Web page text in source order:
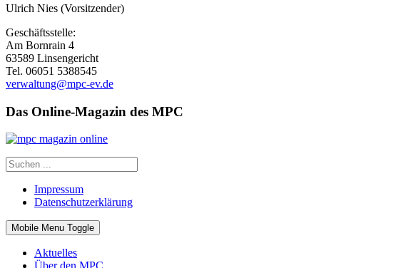
Ulrich Nies (Vorsitzender)
Geschäftsstelle:
Am Bornrain 4
63589 Linsengericht
Tel. 06051 5388545
verwaltung@mpc-ev.de
Das Online-Magazin des MPC
Impressum
Datenschutzerklärung
Mobile Menu Toggle
Aktuelles